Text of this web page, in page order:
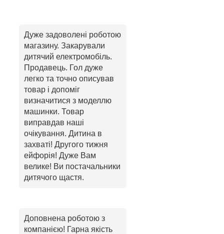
Дуже задоволені роботою
магазину. Закарували
дитячий електромобіль.
Продавець. Гол дуже
легко та точно описував
товар і допоміг
визначитися з моделлю
машинки. Товар
виправдав наші
очікування. Дитина в
захваті! Другого тижня
ейфорія! Дуже Вам
велике! Ви постачальники
дитячого щастя.
Доповнена роботою з
компанією! Гарна якість